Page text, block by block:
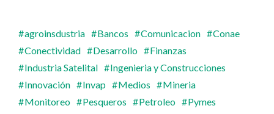
agroinsdustria Bancos Comunicacion
Conae
Conectividad
Desarrollo
Finanzas
Industria Satelital
Ingenieria y Construcciones
Innovación
Invap Medios
Mineria
Monitoreo
Pesqueros Petroleo
Pymes